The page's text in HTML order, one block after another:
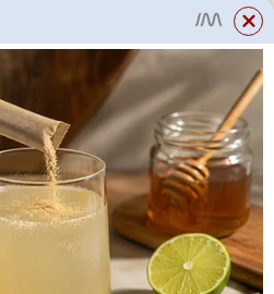
práva vyhrazena.
pouze se souhlasem správy